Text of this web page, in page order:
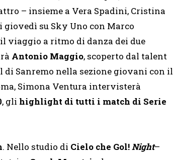
– insieme a Vera Spadini, Cristina
giovedì su Sky Uno con Marco
il viaggio a ritmo di danza dei due
Antonio Maggio, scoperto dal talent
Sanremo nella sezione giovani con il
Simona Ventura intervisterà
, gli highlight di tutti i match di Serie
. Nello studio di Cielo che Gol!Night–